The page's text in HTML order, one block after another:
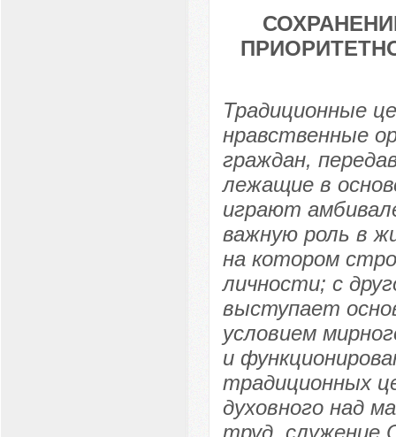
Традиционные
нравственные
граждан,
лежащие в
играют
важную роль в
на котором
личности; с
выступает
условием
и
традиционных
духовного над